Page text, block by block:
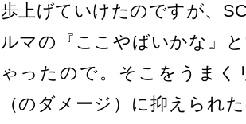
歩上げていけたのですが、
ルマの『ここやばいかな』
ゃったので。そこをうまく
（のダメージ）に抑えられ